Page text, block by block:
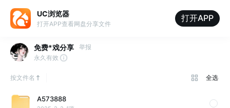
UC浏览器
打开APP查看网盘分享文件
打开APP
免费*戏分享
举报
永久有效
按文件名 全选
A573888